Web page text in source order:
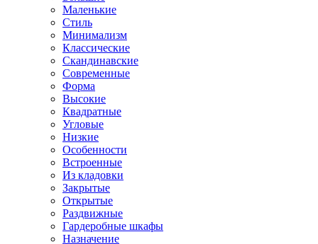
Маленькие
Стиль
Минимализм
Классические
Скандинавские
Современные
Форма
Высокие
Квадратные
Угловые
Низкие
Особенности
Встроенные
Из кладовки
Закрытые
Открытые
Раздвижные
Гардеробные шкафы
Назначение